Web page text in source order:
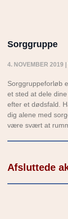
Sorggruppe
4. NOVEMBER 2019
Sorggruppeforløb
et sted at dele
efter et dødsfald.
dig alene med
være svært at
Afsluttede